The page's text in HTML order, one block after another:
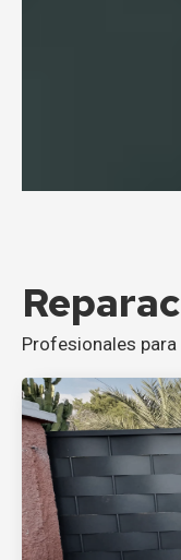
Profesionales